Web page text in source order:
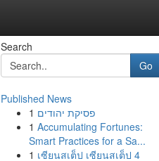
Search
Go
Published News
1 פסיקת יהודים
1 Accumulating Fortunes:
Smart Practices for a Sa...
1 เซียนสเต็ป เซียนสเต็ป 4